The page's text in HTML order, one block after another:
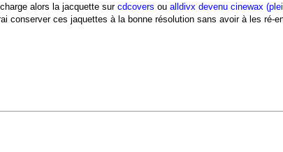
alors la jacquette sur cdcovers ou alldivx devenu cinewax
ces jaquettes à la bonne résolution sans avoir à les ré-